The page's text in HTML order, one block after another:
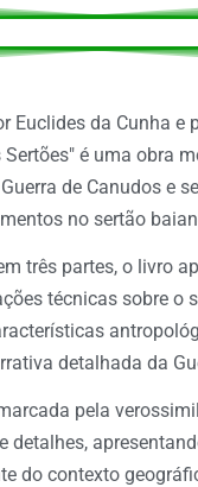
Euclides da Cunha e
Sertões" é uma obra
de Canudos e
no sertão
três partes, o livro
técnicas sobre o
detalhada da
pela
detalhes,
do contexto